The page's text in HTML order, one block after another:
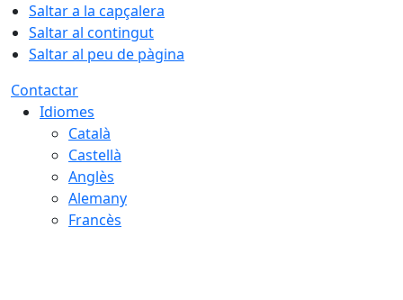
Saltar a la capçalera
Saltar al contingut
Saltar al peu de pàgina
Contactar
Idiomes
Català
Castellà
Anglès
Alemany
Francès